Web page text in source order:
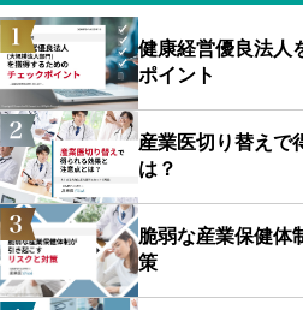
健康経営優良法人
ポイント
産業医切り替えで
は？
脆弱な産業保健体
策